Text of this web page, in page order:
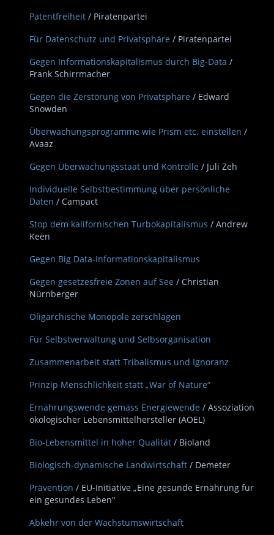
Patentfreiheit / Piratenpartei
Für Datenschutz und Privatsphäre / Piratenpartei
Gegen Informationskapitalismus durch Big-Data /
Frank Schirrmacher
Gegen die Zerstörung von Privatsphäre / Edward
Snowden
Überwachungsprogramme wie Prism etc. einstellen /
Avaaz
Gegen Überwachungsstaat und Kontrolle / Juli Zeh
Individuelle Selbstbestimmung über persönliche
Daten / Campact
Stop dem kalifornischen Turbokapitalismus / Andrew
Keen
Gegen Big Data-Informationskapitalismus
Gegen gesetzesfreie Zonen auf See / Christian
Nürnberger
Oligarchische Monopole zerschlagen
Für Selbstverwaltung und Selbsorganisation
Zusammenarbeit statt Tribalismus und Ignoranz
Prinzip Menschlichkeit statt „War of Nature“
Ernährungswende gemäss Energiewende / Assoziation
ökologischer Lebensmittelhersteller (AOEL)
Bio-Lebensmittel in hoher Qualität / Bioland
Biologisch-dynamische Landwirtschaft / Demeter
Prävention / EU-Initiative „Eine gesunde Ernährung für
ein gesundes Leben"
Abkehr von der Wachstumswirtschaft